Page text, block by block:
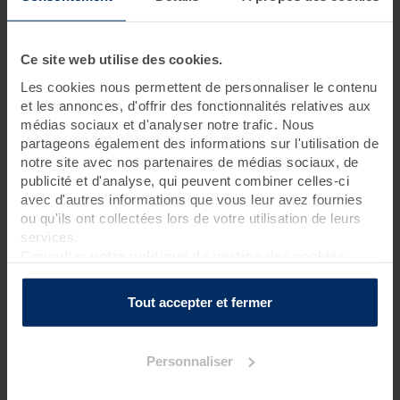
Ce site web utilise des cookies.
Les cookies nous permettent de personnaliser le contenu
et les annonces, d'offrir des fonctionnalités relatives aux
médias sociaux et d'analyser notre trafic. Nous
partageons également des informations sur l'utilisation de
notre site avec nos partenaires de médias sociaux, de
publicité et d'analyse, qui peuvent combiner celles-ci
avec d'autres informations que vous leur avez fournies
ou qu'ils ont collectées lors de votre utilisation de leurs
services.
Tout accepter et fermer
Personnaliser
Partez à la découverte des essentiels de la thalasso et de tous
ses bienfaits.
Ce séjour vous promet un véritable concentré de soins
d'hydrothérapie et d'algothérapie riches en oligo-éléments et
minéraux. Effet relaxant garanti.
Programme des soins
Soins spa
3 bains hydromassants aux cristaux de mer ou à la gelée
1 douche à jet massant (protocole du Docteur Bagot)